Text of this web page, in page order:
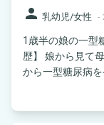
person 乳幼児/女性 -
1歳半の娘の一型糖
歴】 娘から見て
から一型糖尿病